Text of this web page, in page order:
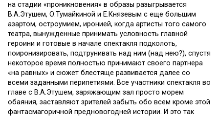
на стадии «проникновения» в образы разыгрывается
В.А.Этушем, О.Тумайкиной и Е.Князевым с еще большим
азартом, остроумием, иронией, когда артисты того самого
театра, вынужденные принимать условность главной
героини и готовые в начале спектакля подколоть,
поиронизировать, подтрунивать над ним (над нею?), спустя
некоторое время полностью принимают своего партнера
«на равных» и сюжет блестяще развивается далее со
всеми заданными перипетиями. Все участники спектакля во
главе с В.А.Этушем, заряжающим зал просто морем
обаяния, заставляют зрителей забыть обо всем кроме этой
фантасмагоричной предновогодней истории. И это так